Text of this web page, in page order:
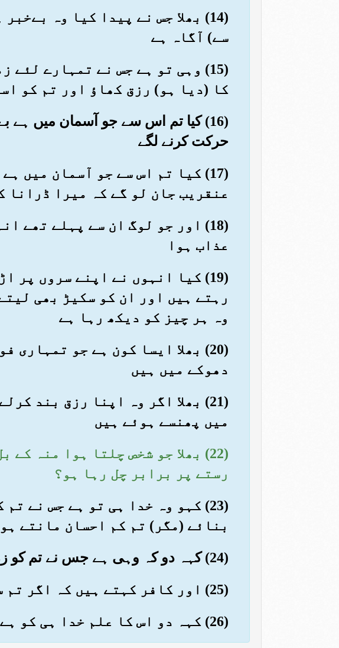
(14) بھلا جس نے پیدا کیا وہ
سے) آگاہ ہے
(15) وہی تو ہے جس نے تمہارے
کا (دیا ہو) رزق کھاؤ اور تم کو
(16) کیا تم اس سے جو آسمان میں
حرکت کرنے لگے
(17) کیا تم اس سے جو آسمان میں
عنقریب جان لو گے کہ میرا ڈرانا
(18) اور جو لوگ ان سے پہلے تھے
عذاب ہوا
(19) کیا انہوں نے اپنے سروں
رہتے ہیں اور ان کو سکیڑ بھی
وہ ہر چیز کو دیکھ رہا ہے
(20) بھلا ایسا کون ہے جو
دھوکے میں ہیں
(21) بھلا اگر وہ اپنا رزق بند
میں پھنسے ہوئے ہیں
(22) بھلا جو شخص چلتا ہوا منہ
رستے پر برابر چل رہا ہو؟
(23) کہو وہ خدا ہی تو ہے جس نے
بنائے (مگر) تم کم احسان مانتے ہو
(24) کہہ دو کہ وہی ہے جس نے تم کو زمین میں پھیلایا اور اسی کے روبرو تم جمع کئے جاؤ گے
(25) اور کافر کہتے ہیں کہ اگر تم سچے ہو تو یہ وعید کب (پورا) ہوگا؟
(26) کہہ دو اس کا علم خدا ہی کو ہے۔ اور میں تو کھول کھول کر ڈر سنانے دینے والا ہوں